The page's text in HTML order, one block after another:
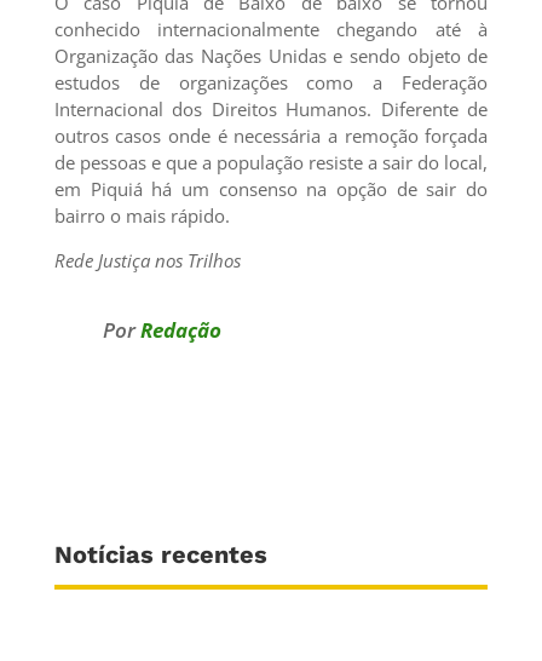
conhecido internacionalmente chegando até à
Organização das Nações Unidas e sendo objeto de
estudos de organizações como a Federação
Internacional dos Direitos Humanos. Diferente de
outros casos onde é necessária a remoção forçada
de pessoas e que a população resiste a sair do local,
em Piquiá há um consenso na opção de sair do
bairro o mais rápido.
Rede Justiça nos Trilhos
PorRedação
Notícias recentes